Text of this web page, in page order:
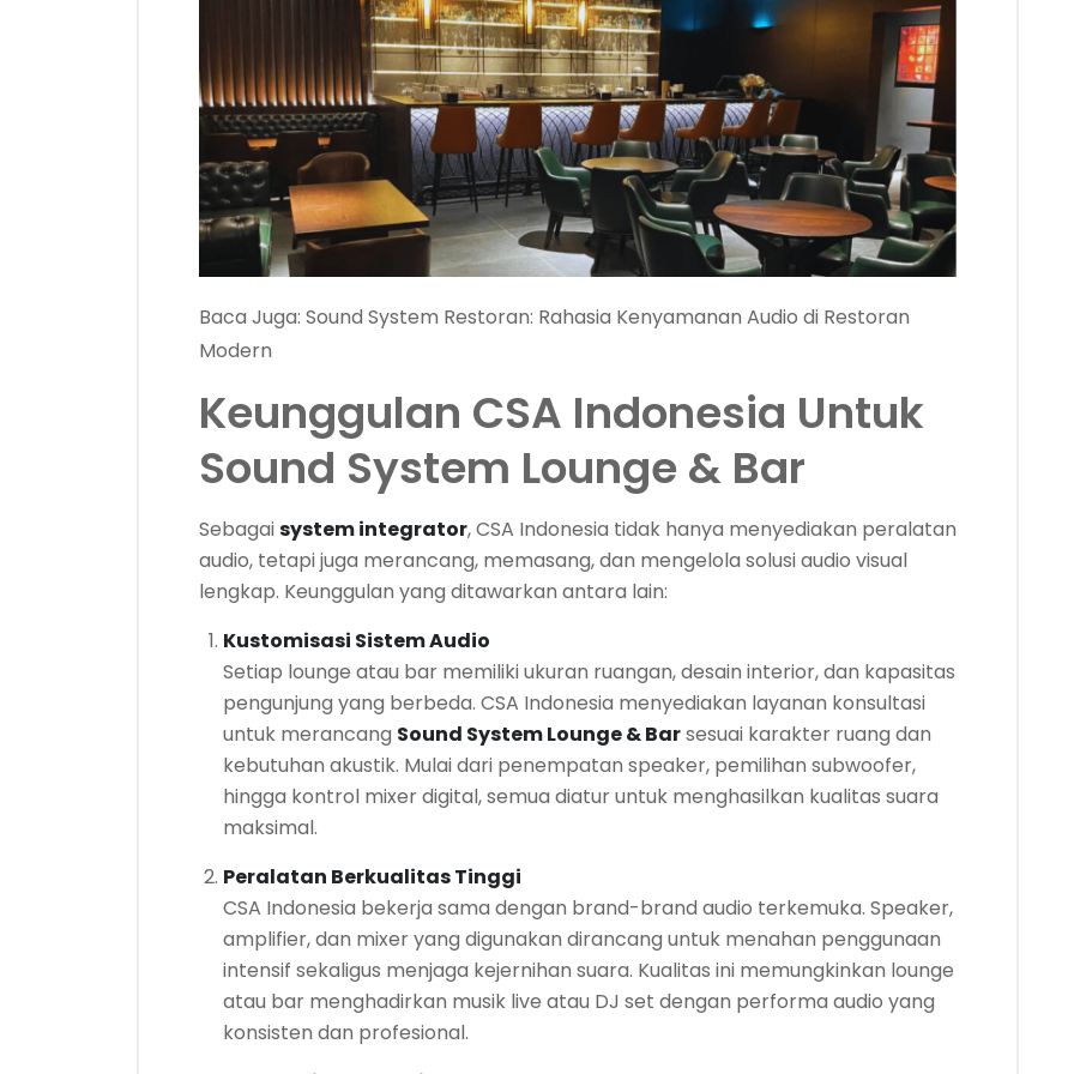
Baca Juga: Sound System Restoran: Rahasia Kenyamanan Audio di Restoran
Modern
Keunggulan CSA Indonesia Untuk
Sound System Lounge & Bar
Sebagaisystem integrator, CSA Indonesia tidak hanya menyediakan peralatan
audio, tetapi juga merancang, memasang, dan mengelola solusi audio visual
lengkap. Keunggulan yang ditawarkan antara lain:
Kustomisasi Sistem Audio
Setiap lounge atau bar memiliki ukuran ruangan, desain interior, dan kapasitas
pengunjung yang berbeda. CSA Indonesia menyediakan layanan konsultasi
untuk merancang Sound System Lounge & Barsesuai karakter ruang dan
kebutuhan akustik. Mulai dari penempatan speaker, pemilihan subwoofer,
hingga kontrol mixer digital, semua diatur untuk menghasilkan kualitas suara
maksimal.
Peralatan Berkualitas Tinggi
CSA Indonesia bekerja sama dengan brand-brand audio terkemuka. Speaker,
amplifier, dan mixer yang digunakan dirancang untuk menahan penggunaan
intensif sekaligus menjaga kejernihan suara. Kualitas ini memungkinkan lounge
atau bar menghadirkan musik live atau DJ set dengan performa audio yang
konsisten dan profesional.